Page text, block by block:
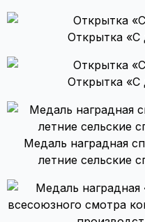
Открытка «С
Открытка «С
Медаль наградная
летние сельские